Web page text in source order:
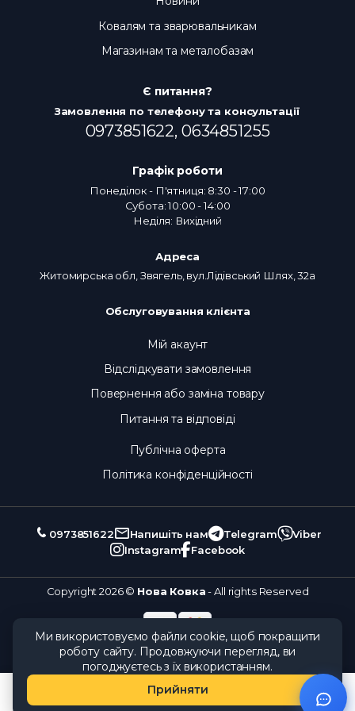
Ковалям та зварювальникам
Магазинам та металобазам
Є питання?
Замовлення по телефону та консультації
0973851622, 0634851255
Графік роботи
Понеділок - П'ятниця: 8:30 - 17:00
Субота: 10:00 - 14:00
Неділя: Вихідний
Адреса
Житомирська обл, Звягель, вул.Лідівський Шлях, 32а
Обслуговування клієнта
Мій акаунт
Відслідкувати замовлення
Повернення або заміна товару
Питання та відповіді
Публічна оферта
Політика конфіденційності
0973851622 Напишіть нам Telegram
Viber
Instagram
Facebook
Copyright 2026 © Нова Ковка- All rights Reserved
Ми використовуємо файли cookie, щоб покращити
роботу сайту. Продовжуючи перегляд, ви
погоджуєтесь з їх використанням.
Прийняти